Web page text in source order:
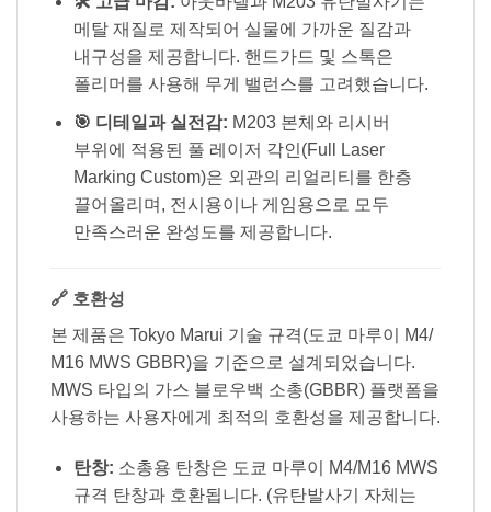
메탈 재질로 제작되어 실물에 가까운 질감과
내구성을 제공합니다. 핸드가드 및 스톡은
폴리머를 사용해 무게 밸런스를 고려했습니다.
🎯 디테일과 실전감: M203 본체와 리시버
부위에 적용된 풀 레이저 각인(Full Laser
Marking Custom)은 외관의 리얼리티를 한층
끌어올리며, 전시용이나 게임용으로 모두
만족스러운 완성도를 제공합니다.
🔗 호환성
본 제품은 Tokyo Marui 기술 규격(도쿄 마루이 M4/
M16 MWS GBBR)을 기준으로 설계되었습니다.
MWS 타입의 가스 블로우백 소총(GBBR) 플랫폼을
사용하는 사용자에게 최적의 호환성을 제공합니다.
탄창: 소총용 탄창은 도쿄 마루이 M4/M16 MWS
규격 탄창과 호환됩니다. (유탄발사기 자체는